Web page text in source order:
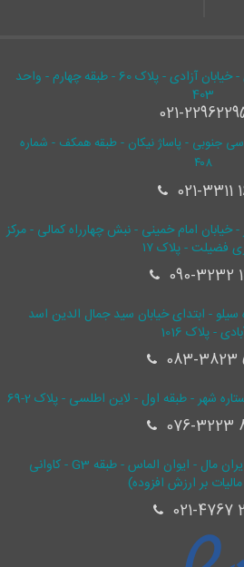
میدان هروی - خیابان آزادی - پلاک 60 - طبقه چهارم - واحد
403
021-
جنوبی - پاساژ نیکان - طبقه همکف - شماره
۴۰۸
021-3311
خیابان امام خمینی - نبش چهارراه کمالی - مرکز
فضیلت - پلاک ۱۷
090-3232
سیلو - ابتدای خیابان سید جمال ‌الدین اسد
- پلاک 1016
083-3823
شهر - طبقه اول - لاین اطلسی - پلاک 2-69
076-3223
ایران مال - ایوان الماس - طبقه G3 - کاوانی
بر ارزش افزوده)
021-4767